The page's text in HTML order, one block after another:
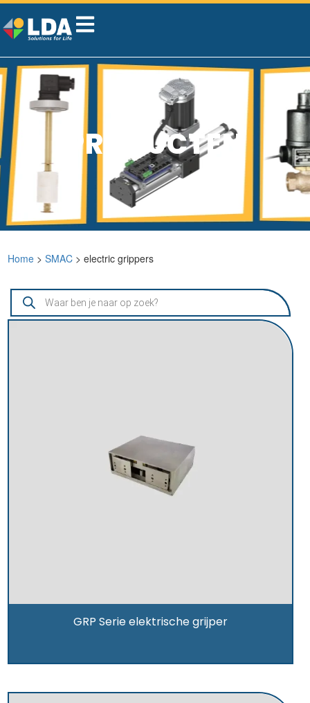
PRODUCTEN
Home> SMAC> electric grippers
GRP Serie elektrische grijper